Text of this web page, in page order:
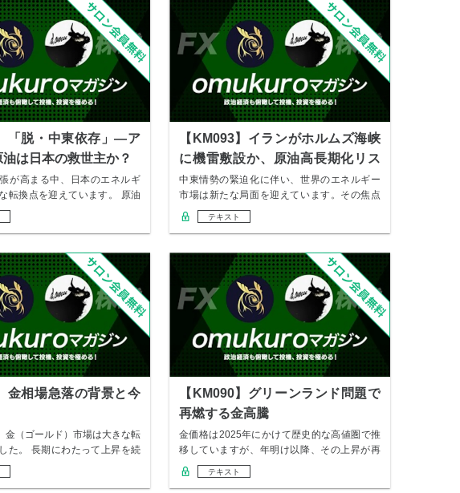
「脱・中東依存」―ア
は日本の救世主か？
が高まる中、日本のエネルギ
転換点を迎えています。 原油
【KM093】イランがホルムズ海峡
に機雷敷設か、原油高長期化リス
ク
中東情勢の緊迫化に伴い、世界のエネルギー
市場は新たな局面を迎えています。その焦点
となってい…
テキスト
金相場急落の背景と今
金（ゴールド）市場は大きな転
た。 長期にわたって上昇を続
【KM090】グリーンランド問題で
再燃する金高騰
金価格は2025年にかけて歴史的な高値圏で推
移していますが、年明け以降、その上昇が再
び加速…
テキスト